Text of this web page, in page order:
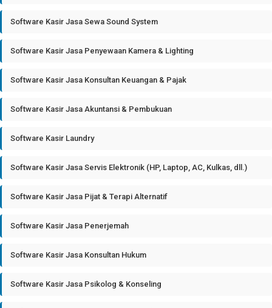
Software Kasir Jasa Sewa Sound System
Software Kasir Jasa Penyewaan Kamera & Lighting
Software Kasir Jasa Konsultan Keuangan & Pajak
Software Kasir Jasa Akuntansi & Pembukuan
Software Kasir Laundry
Software Kasir Jasa Servis Elektronik (HP, Laptop, AC, Kulkas, dll.)
Software Kasir Jasa Pijat & Terapi Alternatif
Software Kasir Jasa Penerjemah
Software Kasir Jasa Konsultan Hukum
Software Kasir Jasa Psikolog & Konseling